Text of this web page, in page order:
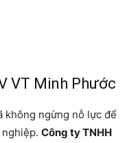
VT Minh Phước
không ngừng nỗ lực để
Công ty TNHH